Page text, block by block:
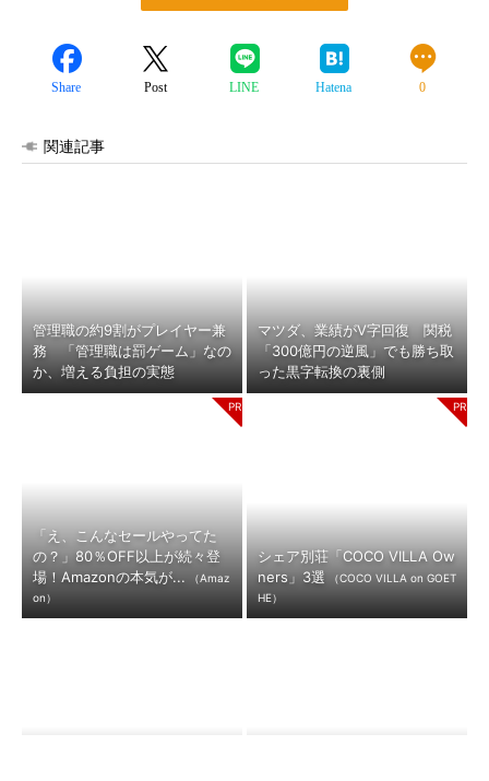
Share Post LINE Hatena 0
関連記事
管理職の約9割がプレイヤー兼
務 「管理職は罰ゲーム」なの
か、増える負担の実態
マツダ、業績がV字回復 関税
「300億円の逆風」でも勝ち取
った黒字転換の裏側
「え、こんなセールやってた
の？」80％OFF以上が続々登
場！Amazonの本気が...
（Amaz
on）
シェア別荘「COCO VILLA Ow
ners」3選
（COCO VILLA on GOET
HE）